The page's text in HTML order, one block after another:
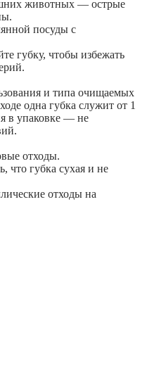
животных — острые
посуды с
губку, чтобы избежать
и типа очищаемых
одна губка служит от 1
в упаковке — не
отходы.
что губка сухая и не
отходы на